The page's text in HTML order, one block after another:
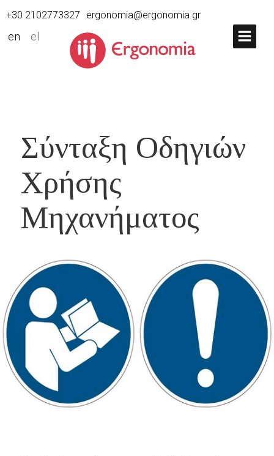
+30 2102773327 ergonomia@ergonomia.gr
en el
Σύνταξη Οδηγιών
Χρήσης
Μηχανήματος